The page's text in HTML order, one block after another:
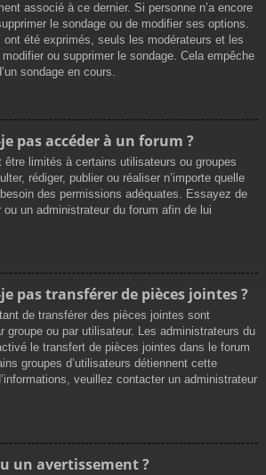
associé à ce dernier. Si personne n’a encore
le sondage ou de modifier ses options.
été exprimés, seuls les modérateurs et les
ou supprimer le sondage. Cela empêche
sondage en cours.
pas accéder à un forum ?
être limités à certains utilisateurs ou groupes
rédiger, publier ou réaliser n’importe quelle
des permissions adéquates. Essayez de
un administrateur du forum afin de lui
pas transférer de pièces jointes ?
de transférer des pièces jointes sont
groupe ou par utilisateur. Les administrateurs du
le transfert de pièces jointes dans le forum
groupes d’utilisateurs détiennent cette
veuillez contacter un administrateur
un avertissement ?